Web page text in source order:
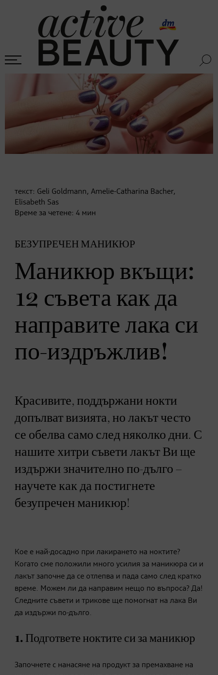
текст: Geli Goldmann, Amelie-Catharina Bacher,
Elisabeth Sas
Време за четене: 4 мин
БЕЗУПРЕЧЕН МАНИКЮР
Маникюр вкъщи:
12 съвета как да
направите лака си
по-издръжлив!
Красивите, поддържани нокти
допълват визията, но лакът често
се обелва само след няколко дни. С
нашите хитри съвети лакът Ви ще
издържи значително по-дълго –
научете как да постигнете
безупречен маникюр!
Кое е най-досадно при лакирането на ноктите?
Когато сме положили много усилия за маникюра си и
лакът започне да се отлепва и пада само след кратко
време. Можем ли да направим нещо по въпроса? Да!
Следните съвети и трикове ще помогнат на лака Ви
да издържи по-дълго.
1. Подгответе ноктите си за маникюр
Започнете с нанасяне на продукт за премахване на